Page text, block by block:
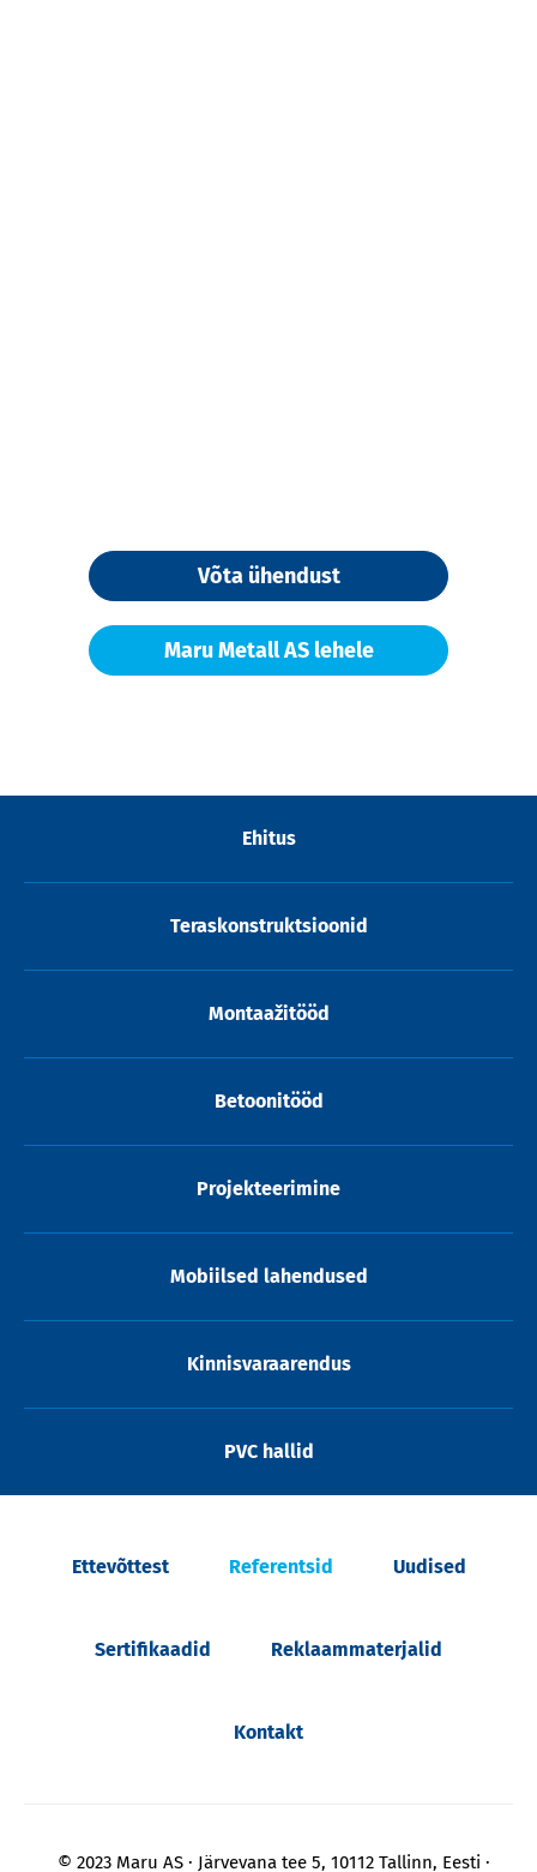
Võta ühendust
Maru Metall AS lehele
Ehitus
Teraskonstruktsioonid
Montaažitööd
Betoonitööd
Projekteerimine
Mobiilsed lahendused
Kinnisvaraarendus
PVC hallid
Ettevõttest Referentsid Uudised
Sertifikaadid Reklaammaterjalid
Kontakt
© 2023 Maru AS Järvevana tee 5, 10112 Tallinn, Eesti